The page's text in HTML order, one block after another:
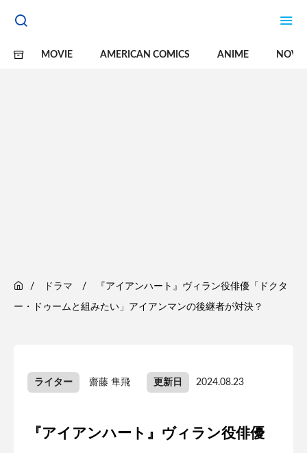
MOVIE AMERICAN COMICS ANIME
ドラマ 『アイアンハート』ヴィラン役俳優「ドクタ
ー・ドゥームと組みたい」アイアンマンの後継者が対決？
ライター 齋藤 隼飛 更新日 2024.08.23
『アイアンハート』ヴィラン役俳優